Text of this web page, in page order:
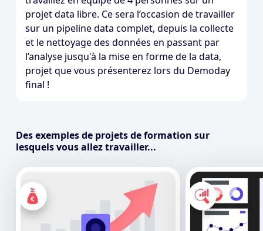
projet data libre. Ce sera l’occasion de travailler
sur un pipeline data complet, depuis la collecte
et le nettoyage des données en passant par
l’analyse jusqu'à la mise en forme de la data,
projet que vous présenterez lors du Demoday
final !
Des exemples de projets de formation sur
lesquels vous allez travailler...